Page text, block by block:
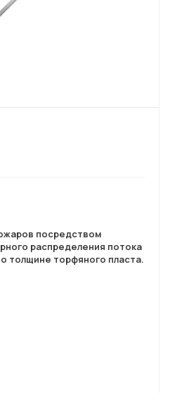
посредством
распределения потока
толщине торфяного пласта.